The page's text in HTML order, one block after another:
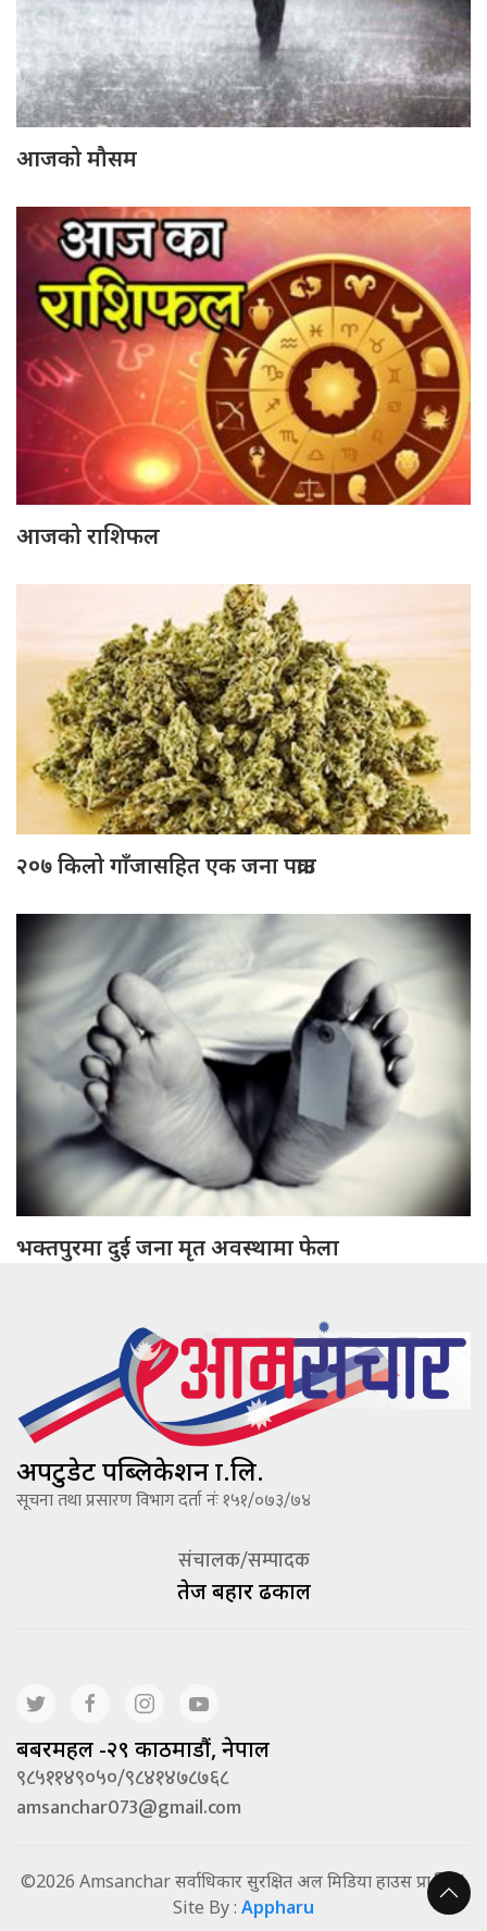
आजको मौसम
आजको राशिफल
२०७ किलो गाँजासहित एक जना पक्राउ
भक्तपुरमा दुई जना मृत अवस्थामा फेला
अपटुडेट पब्लिकेशन प्रा.लि.
सूचना तथा प्रसारण विभाग दर्ता नंः १५१/०७३/७४
संचालक/सम्पादक
तेज बहादूर ढकाल
बबरमहल -२९ काठमाडौं, नेपाल
९८५११४९०५०/९८४१४७८७६८
amsanchar073@gmail.com
©2026 Amsanchar सर्वाधिकार सुरक्षित अल मिडिया हाउस प्रा.लि. |
Site By : Appharu